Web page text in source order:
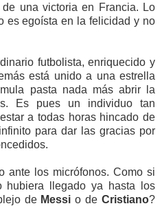
una victoria en Francia. Lo
es egoísta en la felicidad y no
futbolista, enriquecido y
está unido a una estrella
pasta nada más abrir la
Es
pues un individuo tan
a todas horas hincado de
para dar las gracias por
ante los micrófonos. Como si
hubiera llegado ya hasta los
de Messi o de Cristiano?